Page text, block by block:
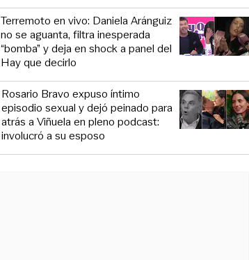
Terremoto en vivo: Daniela Aránguiz
no se aguanta, filtra inesperada
“bomba” y deja en shock a panel del
Hay que decirlo
Rosario Bravo expuso íntimo
episodio sexual y dejó peinado para
atrás a Viñuela en pleno podcast:
involucró a su esposo